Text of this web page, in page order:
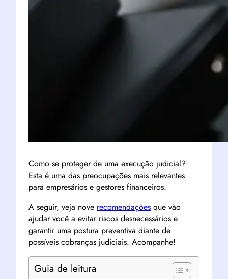
Como se proteger de uma execução judicial?
Esta é uma das preocupações mais relevantes
para empresários e gestores financeiros.
A seguir, veja nove recomendações que vão
ajudar você a evitar riscos desnecessários e
garantir uma postura preventiva diante de
possíveis cobranças judiciais. Acompanhe!
Guia de leitura